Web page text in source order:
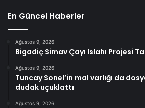
En Güncel Haberler
Ağustos 9, 2026
Bigadiç Simav Çayı Islahı Projesi
Ağustos 9, 2026
Tuncay Sonel’in mal varlığı da
dudak uçuklattı
Ağustos 9, 2026